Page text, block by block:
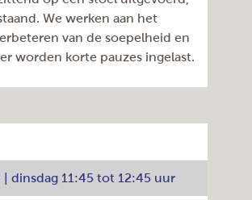
We werken aan het
van de soepelheid en
worden korte pauzes ingelast.
dinsdag 11:45 tot 12:45 uur